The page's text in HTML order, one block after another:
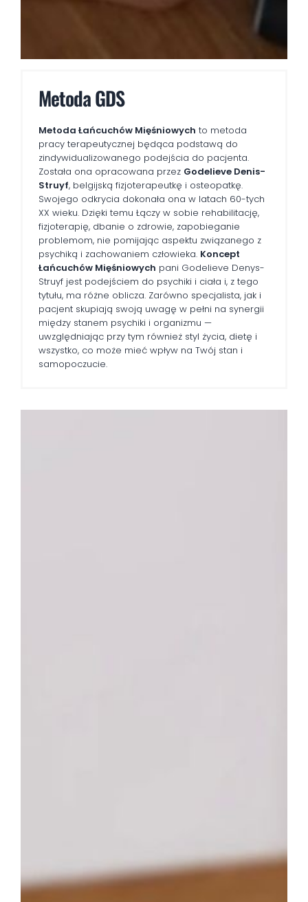
Metoda GDS
Metoda Łańcuchów Mięśniowych to metoda
pracy terapeutycznej będąca podstawą do
zindywidualizowanego podejścia do pacjenta.
Została ona opracowana przez Godelieve Denis-
Struyf, belgijską fizjoterapeutkę i osteopatkę.
Swojego odkrycia dokonała ona w latach 60-tych
XX wieku. Dzięki temu Łączy w sobie rehabilitację,
fizjoterapię, dbanie o zdrowie, zapobieganie
problemom, nie pomijając aspektu związanego z
psychiką i zachowaniem człowieka. Koncept
Łańcuchów Mięśniowych pani Godelieve Denys-
Struyf jest podejściem do psychiki i ciała i, z tego
tytułu, ma różne oblicza. Zarówno specjalista, jak i
pacjent skupiają swoją uwagę w pełni na synergii
między stanem psychiki i organizmu —
uwzględniając przy tym również styl życia, dietę i
wszystko, co może mieć wpływ na Twój stan i
samopoczucie.